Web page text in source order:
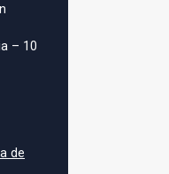
– 10
de